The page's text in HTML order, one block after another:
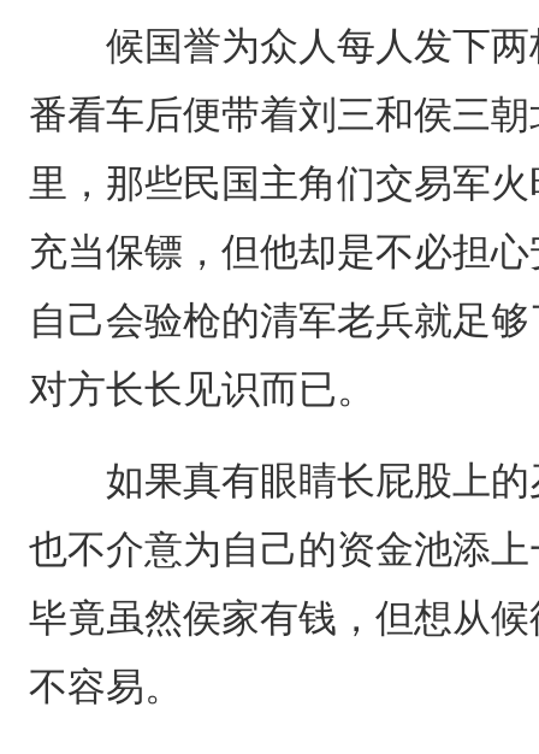
候国誉为众人每人发下两
番看车后便带着刘三和侯三
里，那些民国主角们交易军
充当保镖，但他却是不必担
自己会验枪的清军老兵就足
对方长长见识而已。
如果真有眼睛长屁股上的
也不介意为自己的资金池添
毕竟虽然侯家有钱，但想从
不容易。